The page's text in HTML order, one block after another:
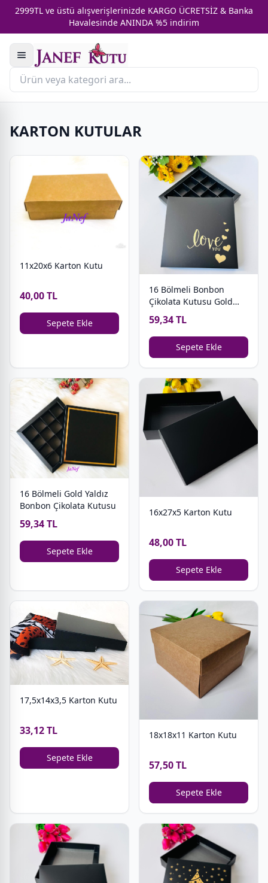
2999TL ve üstü alışverişlerinizde KARGO ÜCRETSİZ & Banka
Havalesinde ANINDA %5 indirim
KARTON KUTULAR
11x20x6 Karton Kutu
40,00 TL
Sepete Ekle
16 Bölmeli Bonbon
Çikolata Kutusu Gold
59,34 TL
Sepete Ekle
16 Bölmeli Gold Yaldız
Bonbon Çikolata Kutusu
59,34 TL
Sepete Ekle
16x27x5 Karton Kutu
48,00 TL
Sepete Ekle
17,5x14x3,5 Karton Kutu
33,12 TL
Sepete Ekle
18x18x11 Karton Kutu
57,50 TL
Sepete Ekle